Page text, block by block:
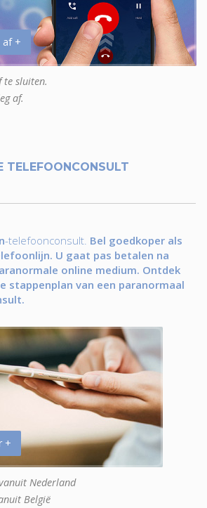
af +
te sluiten.
af.
TELEFOONCONSULT
-telefoonconsult. Bel goedkoper als
U gaat pas betalen na
online medium. Ontdek
stappenplan van een paranormaal
+
Nederland
België